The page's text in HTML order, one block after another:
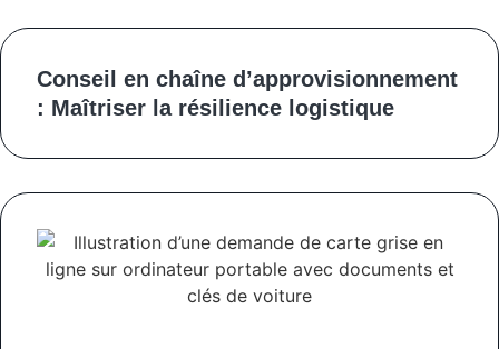
Conseil en chaîne d’approvisionnement
: Maîtriser la résilience logistique